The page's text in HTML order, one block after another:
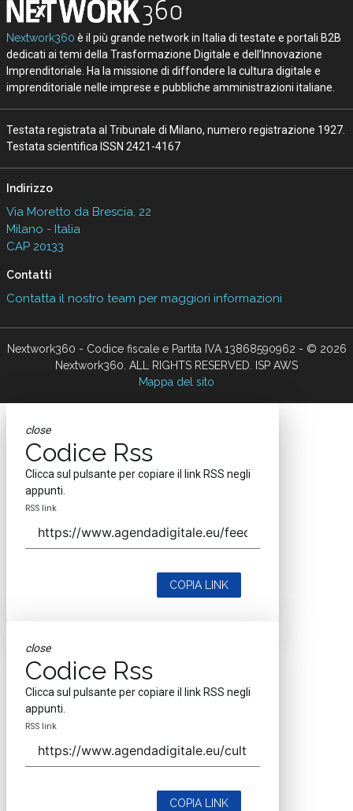
Nextwork360 è il più grande network in Italia di testate e portali B2B
dedicati ai temi della Trasformazione Digitale e dell’Innovazione
Imprenditoriale. Ha la missione di diffondere la cultura digitale e
imprenditoriale nelle imprese e pubbliche amministrazioni italiane.
Testata registrata al Tribunale di Milano, numero registrazione 1927.
Testata scientifica ISSN 2421-4167
Indirizzo
Via Moretto da Brescia, 22
Milano - Italia
CAP 20133
Contatti
Contatta il nostro team per maggiori informazioni
Nextwork360 - Codice fiscale e Partita IVA 13868590962 - © 2026
Nextwork360. ALL RIGHTS RESERVED. ISP AWS
Mappa del sito
close
Codice Rss
Clicca sul pulsante per copiare il link RSS negli
appunti.
RSS link
COPIA LINK
close
Codice Rss
Clicca sul pulsante per copiare il link RSS negli
appunti.
RSS link
COPIA LINK